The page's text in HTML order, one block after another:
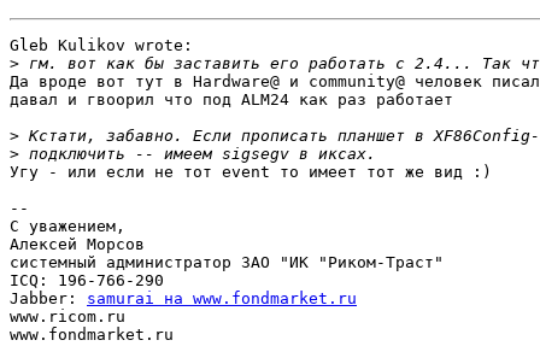
Gleb Kulikov wrote:
>
Да вроде вот тут в Hardware@ и community@ человек
давал и гвоорил что под ALM24 как раз работает
>
>
Угу - или если не тот event то имеет тот же вид :)
--
С уважением,
Алексей Морсов
системный администратор ЗАО "ИК "Риком-Траст"
ICQ: 196-766-290
Jabber: samurai на www.fondmarket.ru
www.ricom.ru
www.fondmarket.ru